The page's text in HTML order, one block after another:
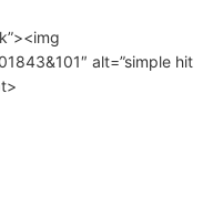
alt=”simple hit